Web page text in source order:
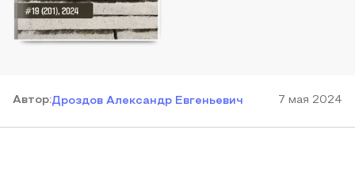
Автор:Дроздов Александр Евгеньевич 7 мая 2024